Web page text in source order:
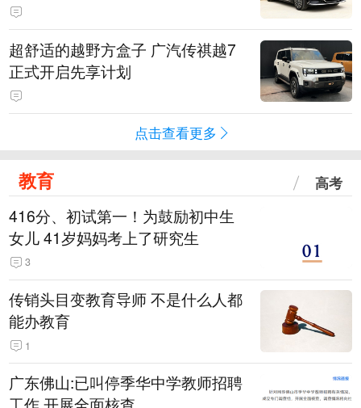
超舒适的越野方盒子 广汽传祺越7
正式开启先享计划
点击查看更多
教育 高考
416分、初试第一！为鼓励初中生
女儿 41岁妈妈考上了研究生
3
传销头目变教育导师 不是什么人都
能办教育
1
广东佛山:已叫停季华中学教师招聘